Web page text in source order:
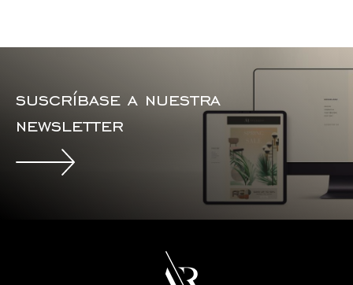
suscríbase a nuestra
newsletter